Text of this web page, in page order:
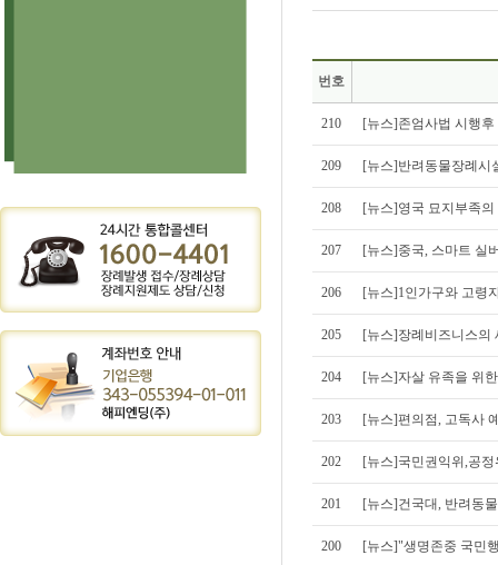
번호
210 [뉴스]존엄사법 시행
209 [뉴스]반려동물장례시
208 [뉴스]영국 묘지부족
207 [뉴스]중국, 스마트 실
206 [뉴스]1인가구와 고령
205 [뉴스]장례비즈니스의
204 [뉴스]자살 유족을 위
203 [뉴스]편의점, 고독사
202 [뉴스]국민권익위,공
201 [뉴스]건국대, 반려동
200 [뉴스]"생명존중 국민